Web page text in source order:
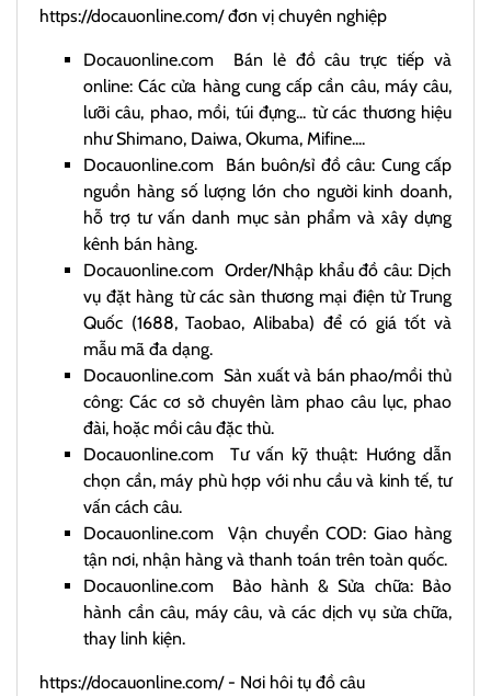
https://docauonline.com/đơn vị chuyên nghiệp
Docauonline.com Bán lẻ đồ câu trực tiếp và
online: Các cửa hàng cung cấp cần câu, máy câu,
lưỡi câu, phao, mồi, túi đựng... từ các thương hiệu
như Shimano, Daiwa, Okuma, Mifine....
Docauonline.com Bán buôn/sỉ đồ câu: Cung cấp
nguồn hàng số lượng lớn cho người kinh doanh,
hỗ trợ tư vấn danh mục sản phẩm và xây dựng
kênh bán hàng.
Docauonline.com Order/Nhập khẩu đồ câu: Dịch
vụ đặt hàng từ các sàn thương mại điện tử Trung
Quốc (1688, Taobao, Alibaba) để có giá tốt và
mẫu mã đa dạng.
Docauonline.com Sản xuất và bán phao/mồi thủ
công: Các cơ sở chuyên làm phao câu lục, phao
đài, hoặc mồi câu đặc thù.
Docauonline.com Tư vấn kỹ thuật: Hướng dẫn
chọn cần, máy phù hợp với nhu cầu và kinh tế, tư
vấn cách câu.
Docauonline.com Vận chuyển COD: Giao hàng
tận nơi, nhận hàng và thanh toán trên toàn quốc.
Docauonline.com Bảo hành & Sửa chữa: Bảo
hành cần câu, máy câu, và các dịch vụ sửa chữa,
thay linh kiện.
https://docauonline.com/- Nơi hôi tụ đồ câu